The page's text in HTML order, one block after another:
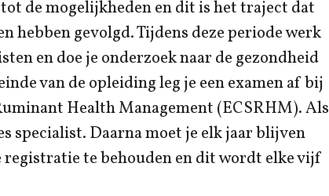
de mogelijkheden en dit is het traject dat
hebben gevolgd. Tijdens deze periode werk
en doe je onderzoek naar de gezondheid
van de opleiding leg je een examen af bij
Health Management (ECSRHM). Als
specialist. Daarna moet je elk jaar blijven
registratie te behouden en dit wordt elke vijf